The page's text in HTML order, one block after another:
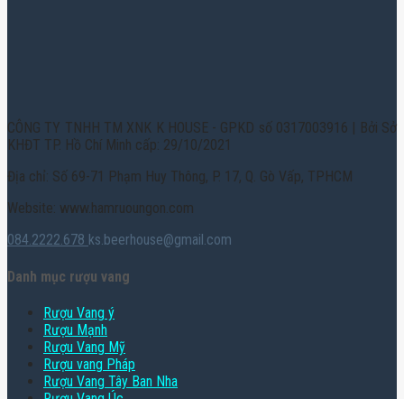
CÔNG TY TNHH TM XNK K HOUSE - GPKD số 0317003916 | Bởi Sở
KHĐT TP. Hồ Chí Minh cấp: 29/10/2021
Địa chỉ: Số 69-71 Phạm Huy Thông, P. 17, Q. Gò Vấp, TPHCM
Website: www.hamruoungon.com
084.2222.678 ks.beerhouse@gmail.com
Danh mục rượu vang
Rượu Vang ý
Rượu Mạnh
Rượu Vang Mỹ
Rượu vang Pháp
Rượu Vang Tây Ban Nha